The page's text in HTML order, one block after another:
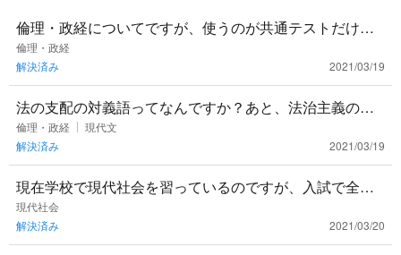
倫理・政経についてですが、使うのが共通テストだけに
したいので出来れば対策を後回しにしたいと考えていま
す。何月くらいから対
倫理・政経
解決済み
2021/03/19
法の支配の対義語ってなんですか？あと、法治主義の反
対の言葉も教えてください。
倫理・政経
現代文
解決済み
2021/03/19
現在学校で現代社会を習っているのですが、入試で全く
使わないこともありやる意味を全く見出せません。なに
かやる意義はあります
現代社会
解決済み
2021/03/20